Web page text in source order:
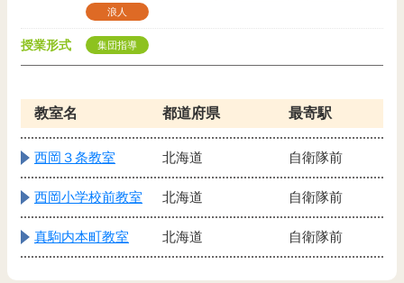
浪人
授業形式 集団指導
教室名 都道府県 最寄駅
西岡３条教室 北海道 自衛隊前
西岡小学校前教室 北海道 自衛隊前
真駒内本町教室 北海道 自衛隊前